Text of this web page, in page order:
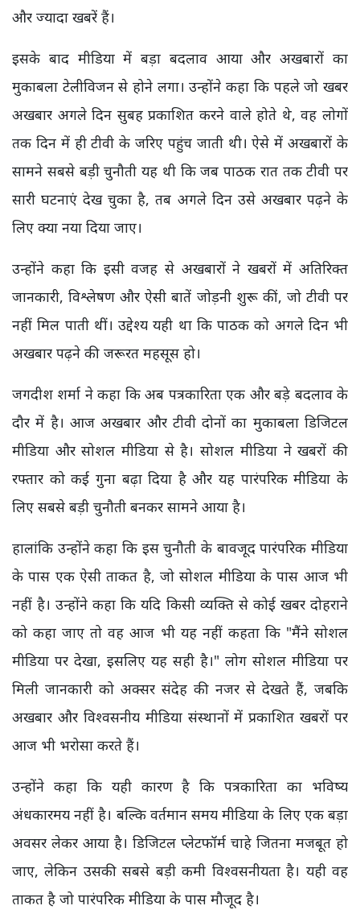
और ज्यादा खबरें हैं।
इसके बाद मीडिया में बड़ा बदलाव आया और अखबारों का
मुकाबला टेलीविजन से होने लगा। उन्होंने कहा कि पहले जो खबर
अखबार अगले दिन सुबह प्रकाशित करने वाले होते थे, वह लोगों
तक दिन में ही टीवी के जरिए पहुंच जाती थी। ऐसे में अखबारों के
सामने सबसे बड़ी चुनौती यह थी कि जब पाठक रात तक टीवी पर
सारी घटनाएं देख चुका है, तब अगले दिन उसे अखबार पढ़ने के
लिए क्या नया दिया जाए।
उन्होंने कहा कि इसी वजह से अखबारों ने खबरों में अतिरिक्त
जानकारी, विश्लेषण और ऐसी बातें जोड़नी शुरू कीं, जो टीवी पर
नहीं मिल पाती थीं। उद्देश्य यही था कि पाठक को अगले दिन भी
अखबार पढ़ने की जरूरत महसूस हो।
जगदीश शर्मा ने कहा कि अब पत्रकारिता एक और बड़े बदलाव के
दौर में है। आज अखबार और टीवी दोनों का मुकाबला डिजिटल
मीडिया और सोशल मीडिया से है। सोशल मीडिया ने खबरों की
रफ्तार को कई गुना बढ़ा दिया है और यह पारंपरिक मीडिया के
लिए सबसे बड़ी चुनौती बनकर सामने आया है।
हालांकि उन्होंने कहा कि इस चुनौती के बावजूद पारंपरिक मीडिया
के पास एक ऐसी ताकत है, जो सोशल मीडिया के पास आज भी
नहीं है। उन्होंने कहा कि यदि किसी व्यक्ति से कोई खबर दोहराने
को कहा जाए तो वह आज भी यह नहीं कहता कि "मैंने सोशल
मीडिया पर देखा, इसलिए यह सही है।" लोग सोशल मीडिया पर
मिली जानकारी को अक्सर संदेह की नजर से देखते हैं, जबकि
अखबार और विश्वसनीय मीडिया संस्थानों में प्रकाशित खबरों पर
आज भी भरोसा करते हैं।
उन्होंने कहा कि यही कारण है कि पत्रकारिता का भविष्य
अंधकारमय नहीं है। बल्कि वर्तमान समय मीडिया के लिए एक बड़ा
अवसर लेकर आया है। डिजिटल प्लेटफॉर्म चाहे जितना मजबूत हो
जाए, लेकिन उसकी सबसे बड़ी कमी विश्वसनीयता है। यही वह
ताकत है जो पारंपरिक मीडिया के पास मौजूद है।